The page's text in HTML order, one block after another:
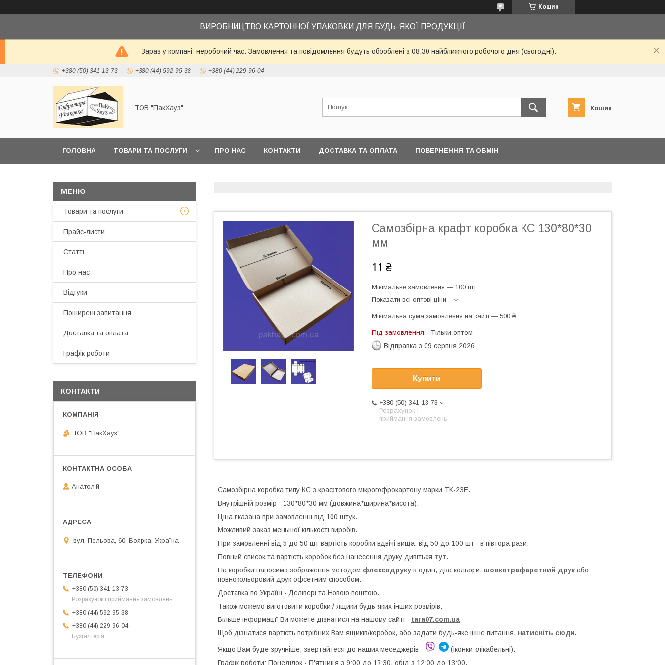
Кошик
ВИРОБНИЦТВО КАРТОННОЇ УПАКОВКИ ДЛЯ БУДЬ-ЯКОЇ ПРОДУКЦІЇ
Зараз у компанії неробочий час. Замовлення та повідомлення будуть оброблені з 08:30 найближчого робочого дня (сьогодні).
+380 (50) 341-13-73 +380 (44) 592-95-38 +380 (44) 229-96-04
ТОВ "ПакХауз" Кошик
ГОЛОВНА ТОВАРИ ТА ПОСЛУГИ ПРО НАС КОНТАКТИ ДОСТАВКА ТА ОПЛАТА ПОВЕРНЕННЯ ТА ОБМІН
Самозбірна крафт коробка КС 130*80*30
мм
11 ₴
Мінімальне замовлення — 100 шт.
Показати всі оптові ціни
Мінімальна сума замовлення на сайті — 500 ₴
Під замовлення
Тільки оптом
Відправка з 09 серпня 2026
Купити
+380 (50) 341-13-73
Розрахунок і
приймання замовлень
Самозбірна коробка типу КС з крафтового мікрогофрокартону марки ТК-23Е.
Внутрішній розмір - 130*80*30 мм (довжина*ширина*висота).
Ціна вказана при замовленні від 100 штук.
Можливий заказ меньшої кількості виробів.
При замовленні від 5 до 50 шт вартість коробки вдвічі вища, від 50 до 100 шт - в півтора рази.
Повний список та вартість коробок без нанесення друку дивіться тут.
На коробки наносимо зображення методом флексодруку в один, два кольори, шовкотрафаретний друк або
повнокольоровий друк офсетним способом.
Доставка по Україні - Делівері та Новою поштою.
Також можемо виготовити коробки / ящики будь-яких інших розмірів.
Більше інформації Ви можете дізнатися на нашому сайті - tara07.com.ua
Щоб дізнатися вартість потрібних Вам ящиків/коробок, або задати будь-яке інше питання, натисніть сюди.
Якщо Вам буде зручніше, звертайтеся до наших меседжерів -
(іконки клікабельні).
Графік роботи: Понеділок - П'ятниця з 9:00 до 17:30, обід з 12:00 до 13:00.
Товари та послуги
Прайс-листи
Статті
Про нас
Відгуки
Поширені запитання
Доставка та оплата
Графік роботи
КОНТАКТИ
ТОВ "ПакХауз"
Анатолій
вул. Польова, 60, Боярка, Україна
+380 (50) 341-13-73
Розрахунок і приймання замовлень
+380 (44) 592-95-38
+380 (44) 229-96-04
Бухгалтерія